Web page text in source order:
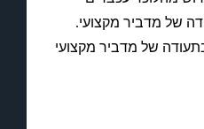
של מדביר מקצועי.
של מדביר מקצועי